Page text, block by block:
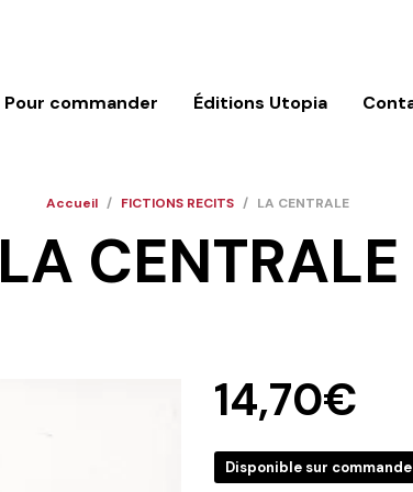
Pour commander Éditions Utopia
Accueil / FICTIONS RECITS / LA CENTRALE
LA CENTRALE
14,70€
Disponible sur commande